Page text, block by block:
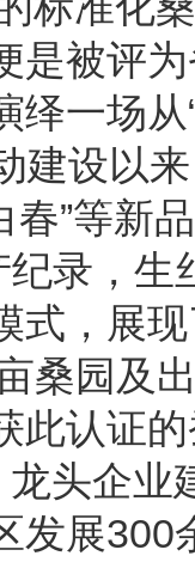
是被评
一场从
建设以
春”等
录，
式，展
桑园及
此认证
龙头企
发展300